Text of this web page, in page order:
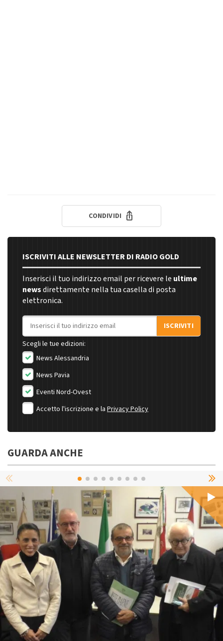
CONDIVIDI
ISCRIVITI ALLE NEWSLETTER DI RADIO GOLD
Inserisci il tuo indirizzo email per ricevere le ultime
newsdirettamente nella tua casella di posta
elettronica.
Indirizzo email
ISCRIVITI
Scegli le tue edizioni:
News Alessandria
News Pavia
Eventi Nord-Ovest
Accetto l'iscrizione e la Privacy Policy
GUARDA ANCHE